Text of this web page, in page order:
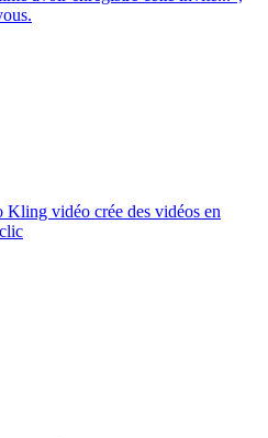
vidéo crée des vidéos en